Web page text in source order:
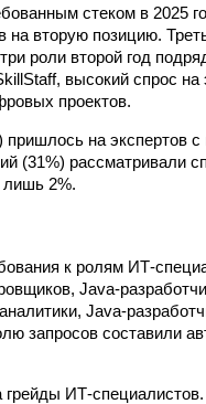
стеком в 2025
вторую позицию.
роли второй год
высокий спрос на
проектов.
пришлось на экспертов
(31%) рассматривали
2%.
к ролям ИТ-
Java-
Java-
запросов составили
грейды ИТ-